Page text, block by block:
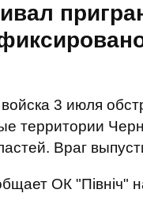
3 июля
территории
Враг
ОК "Північ"